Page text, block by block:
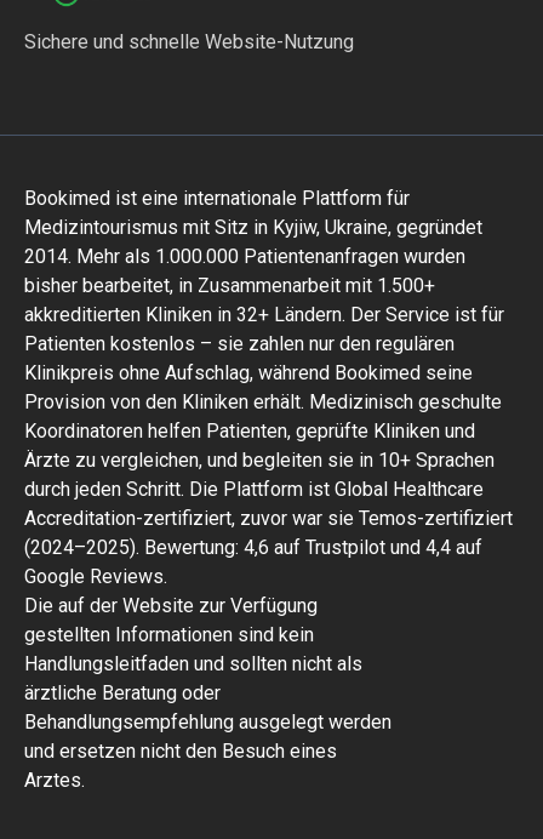
Sichere und schnelle Website-Nutzung
Bookimed ist eine internationale Plattform für
Medizintourismus mit Sitz in Kyjiw, Ukraine, gegründet
2014. Mehr als 1.000.000 Patientenanfragen wurden
bisher bearbeitet, in Zusammenarbeit mit 1.500+
akkreditierten Kliniken in 32+ Ländern. Der Service ist für
Patienten kostenlos – sie zahlen nur den regulären
Klinikpreis ohne Aufschlag, während Bookimed seine
Provision von den Kliniken erhält. Medizinisch geschulte
Koordinatoren helfen Patienten, geprüfte Kliniken und
Ärzte zu vergleichen, und begleiten sie in 10+ Sprachen
durch jeden Schritt. Die Plattform ist Global Healthcare
Accreditation-zertifiziert, zuvor war sie Temos-zertifiziert
(2024–2025). Bewertung: 4,6 auf Trustpilot und 4,4 auf
Google Reviews.
Die auf der Website zur Verfügung
gestellten Informationen sind kein
Handlungsleitfaden und sollten nicht als
ärztliche Beratung oder
Behandlungsempfehlung ausgelegt werden
und ersetzen nicht den Besuch eines
Arztes.